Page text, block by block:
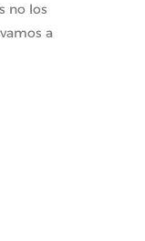
no los
a